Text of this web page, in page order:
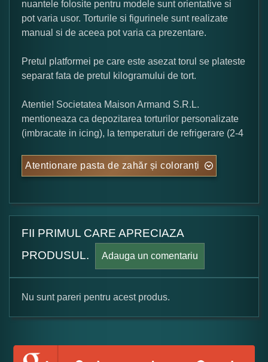
nuantele folosite pentru modele sunt orientative si
pot varia usor. Torturile si figurinele sunt realizate
manual si de aceea pot varia ca prezentare.
Pretul platformei pe care este asezat torul se plateste
separat fata de pretul kilogramului de tort.
Atentie! Societatea Maison Armand S.R.L.
mentioneaza ca depozitarea torturilor personalizate
(imbracate in icing), la temperaturi de refrigerare (2-4
Atentionare pasta de zahăr și coloranți
FII PRIMUL CARE APRECIAZA
PRODUSUL.
Adauga un comentariu
Formular pareri client
Numele dumneavoastra:
Nu sunt pareri pentru acest produs.